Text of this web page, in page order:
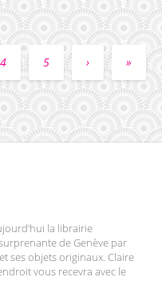
4 5 › »
la librairie
de Genève par
ses objets originaux. Claire
vous recevra avec le